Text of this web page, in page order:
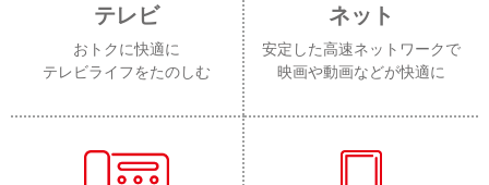
テレビ
おトクに快適に
テレビライフをたのしむ
ネット
安定した高速ネットワークで
映画や動画などが快適に